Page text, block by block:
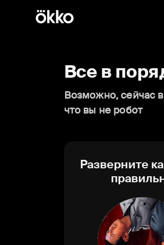
Все в
Возможно, сейчас
что вы не робот
Разверните